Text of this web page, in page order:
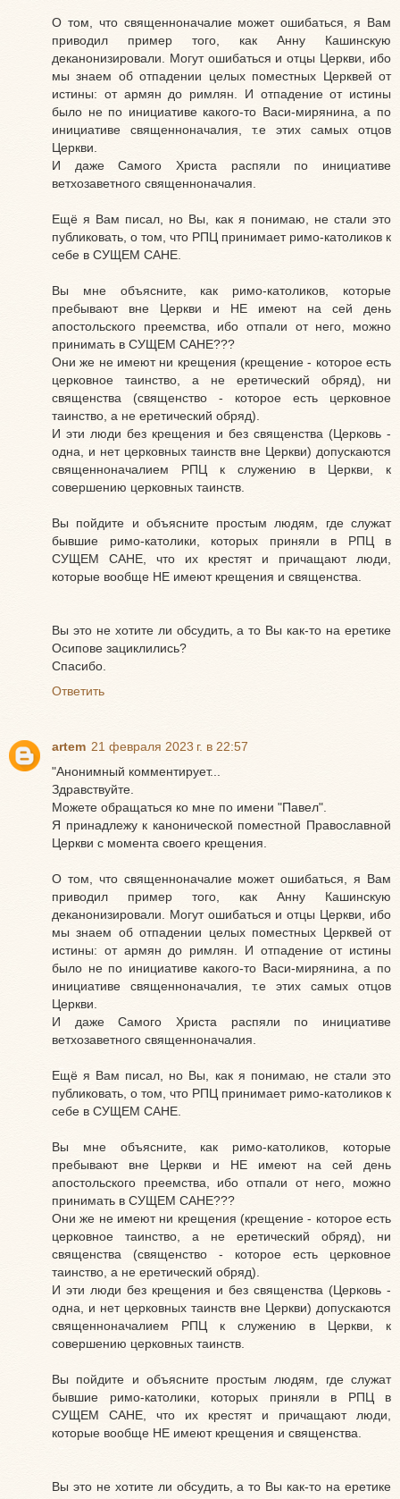
О том, что священноначалие может ошибаться, я Вам
приводил пример того, как Анну Кашинскую
деканонизировали. Могут ошибаться и отцы Церкви, ибо
мы знаем об отпадении целых поместных Церквей от
истины: от армян до римлян. И отпадение от истины
было не по инициативе какого-то Васи-мирянина, а по
инициативе священноначалия, т.е этих самых отцов
Церкви.
И даже Самого Христа распяли по инициативе
ветхозаветного священноначалия.
Ещё я Вам писал, но Вы, как я понимаю, не стали это
публиковать, о том, что РПЦ принимает римо-католиков к
себе в СУЩЕМ САНЕ.
Вы мне объясните, как римо-католиков, которые
пребывают вне Церкви и НЕ имеют на сей день
апостольского преемства, ибо отпали от него, можно
принимать в СУЩЕМ САНЕ???
Они же не имеют ни крещения (крещение - которое есть
церковное таинство, а не еретический обряд), ни
священства (священство - которое есть церковное
таинство, а не еретический обряд).
И эти люди без крещения и без священства (Церковь -
одна, и нет церковных таинств вне Церкви) допускаются
священноначалием РПЦ к служению в Церкви, к
совершению церковных таинств.
Вы пойдите и объясните простым людям, где служат
бывшие римо-католики, которых приняли в РПЦ в
СУЩЕМ САНЕ, что их крестят и причащают люди,
которые вообще НЕ имеют крещения и священства.
Вы это не хотите ли обсудить, а то Вы как-то на еретике
Осипове зациклились?
Спасибо.
Ответить
artem 21 февраля 2023 г. в 22:57
"Анонимный комментирует...
Здравствуйте.
Можете обращаться ко мне по имени "Павел".
Я принадлежу к канонической поместной Православной
Церкви с момента своего крещения.
О том, что священноначалие может ошибаться, я Вам
приводил пример того, как Анну Кашинскую
деканонизировали. Могут ошибаться и отцы Церкви, ибо
мы знаем об отпадении целых поместных Церквей от
истины: от армян до римлян. И отпадение от истины
было не по инициативе какого-то Васи-мирянина, а по
инициативе священноначалия, т.е этих самых отцов
Церкви.
И даже Самого Христа распяли по инициативе
ветхозаветного священноначалия.
Ещё я Вам писал, но Вы, как я понимаю, не стали это
публиковать, о том, что РПЦ принимает римо-католиков к
себе в СУЩЕМ САНЕ.
Вы мне объясните, как римо-католиков, которые
пребывают вне Церкви и НЕ имеют на сей день
апостольского преемства, ибо отпали от него, можно
принимать в СУЩЕМ САНЕ???
Они же не имеют ни крещения (крещение - которое есть
церковное таинство, а не еретический обряд), ни
священства (священство - которое есть церковное
таинство, а не еретический обряд).
И эти люди без крещения и без священства (Церковь -
одна, и нет церковных таинств вне Церкви) допускаются
священноначалием РПЦ к служению в Церкви, к
совершению церковных таинств.
Вы пойдите и объясните простым людям, где служат
бывшие римо-католики, которых приняли в РПЦ в
СУЩЕМ САНЕ, что их крестят и причащают люди,
которые вообще НЕ имеют крещения и священства.
Вы это не хотите ли обсудить, а то Вы как-то на еретике